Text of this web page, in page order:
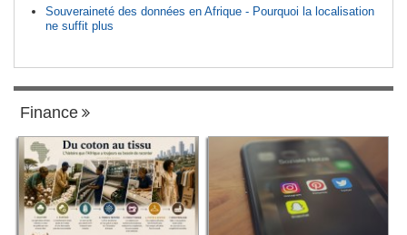
Souveraineté des données en Afrique - Pourquoi la localisation
ne suffit plus
Finance